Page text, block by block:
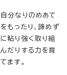
自分なりのめあて
をもったり、諦めず
に粘り強く取り組
んだりする力を育
てます。